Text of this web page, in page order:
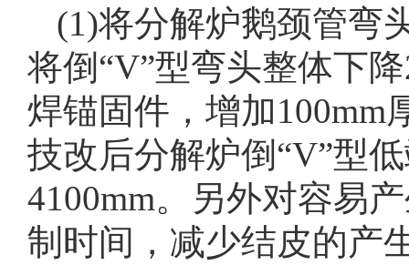
(1)将分解炉鹅颈管弯
将倒“V”型弯头整体下
焊锚固件，增加100mm
技改后分解炉倒“V”型
4100mm。另外对容易
制时间，减少结皮的产